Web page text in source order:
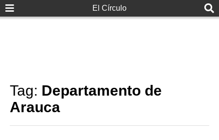
El Círculo
Tag: Departamento de
Arauca